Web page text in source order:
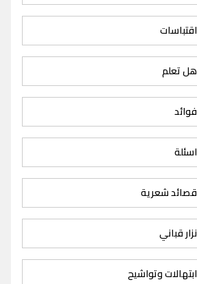
اقتباسات
هل تعلم
فوائد
اسئلة
قصائد شعرية
نزار قباني
ابتهالات وتواشيح